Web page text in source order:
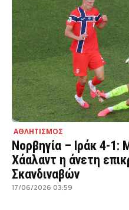
ΑΘΛΗΤΙΣΜΟΣ
Νορβηγία – Ιράκ 4-
Χάαλαντ η άνετη
Σκανδιναβών
17/06/2026 03:59